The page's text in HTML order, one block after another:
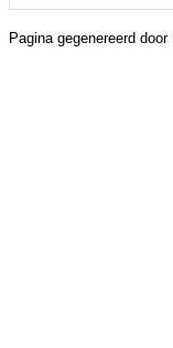
Pagina gegenereerd door